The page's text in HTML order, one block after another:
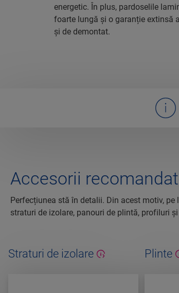
energetic. În plus, pardoselile
foarte lungă și o garanție extinsă
și de demontat.
Accesorii
Perfecțiunea stă în detalii. Din acest motiv,
straturi de izolare, panouri de plintă, profiluri
Straturi de izolare Plinte